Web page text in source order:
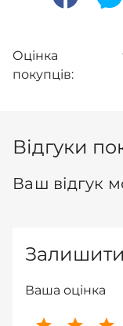
Оцінка
покупців:
Відгуки
Ваш відгук
Залишити
Ваша оцінка